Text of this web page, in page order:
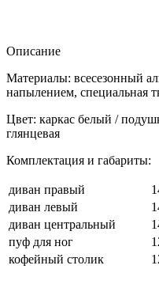
Описание
Материалы: всесезонный
напылением, специальная
Цвет: каркас белый /
глянцевая
Комплектация и габариты:
диван правый
диван левый
диван центральный
пуф для ног
кофейный столик